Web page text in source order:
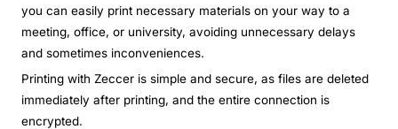
you can easily print necessary materials on your way to a
meeting, office, or university, avoiding unnecessary delays
and sometimes inconveniences.
Printing with Zeccer is simple and secure, as files are deleted
immediately after printing, and the entire connection is
encrypted.